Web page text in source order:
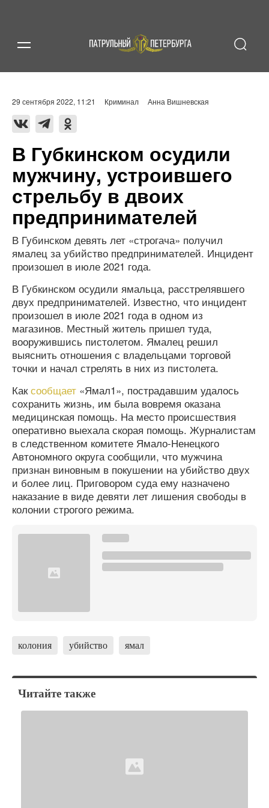
29 сентября 2022, 11:21 Криминал Анна Вишневская
В Губкинском осудили
мужчину, устроившего
стрельбу в двоих
предпринимателей
В Губинском девять лет «строгача» получил
ямалец за убийство предпринимателей. Инцидент
произошел в июле 2021 года.
В Губкинском осудили ямальца, расстрелявшего
двух предпринимателей. Известно, что инцидент
произошел в июле 2021 года в одном из
магазинов. Местный житель пришел туда,
вооружившись пистолетом. Ямалец решил
выяснить отношения с владельцами торговой
точки и начал стрелять в них из пистолета.
Каксообщает «Ямал1», пострадавшим удалось
сохранить жизнь, им была вовремя оказана
медицинская помощь. На место происшествия
оперативно выехала скорая помощь. Журналистам
в следственном комитете Ямало-Ненецкого
Автономного округа сообщили, что мужчина
признан виновным в покушении на убийство двух
и более лиц. Приговором суда ему назначено
наказание в виде девяти лет лишения свободы в
колонии строгого режима.
колония убийство ямал
Читайте также